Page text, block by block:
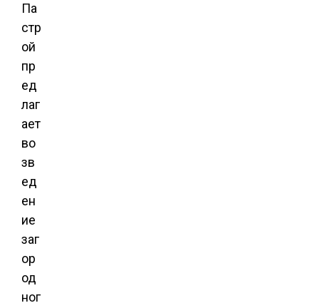
Па
стр
ой
пр
ед
лаг
ает
во
зв
ед
ен
ие
заг
ор
од
ног